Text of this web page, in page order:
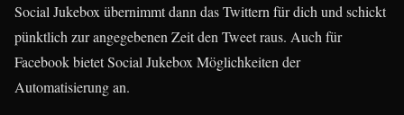
Social Jukebox übernimmt dann das Twittern für dich und schickt
pünktlich zur angegebenen Zeit den Tweet raus. Auch für
Facebook bietet Social Jukebox Möglichkeiten der
Automatisierung an.